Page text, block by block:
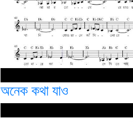
অনেক কথা যাও